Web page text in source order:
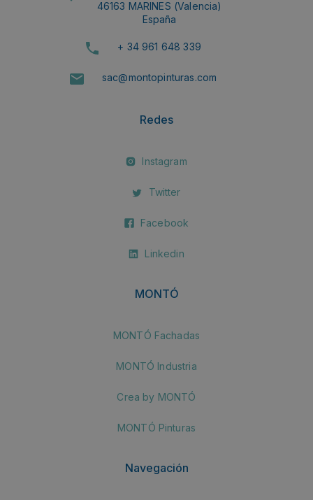
46163 MARINES (Valencia)
España
+ 34 961 648 339
sac@montopinturas.com
Redes
Instagram
Twitter
Facebook
Linkedin
MONTÓ
MONTÓ Fachadas
MONTÓ Industria
Crea by MONTÓ
MONTÓ Pinturas
Navegación